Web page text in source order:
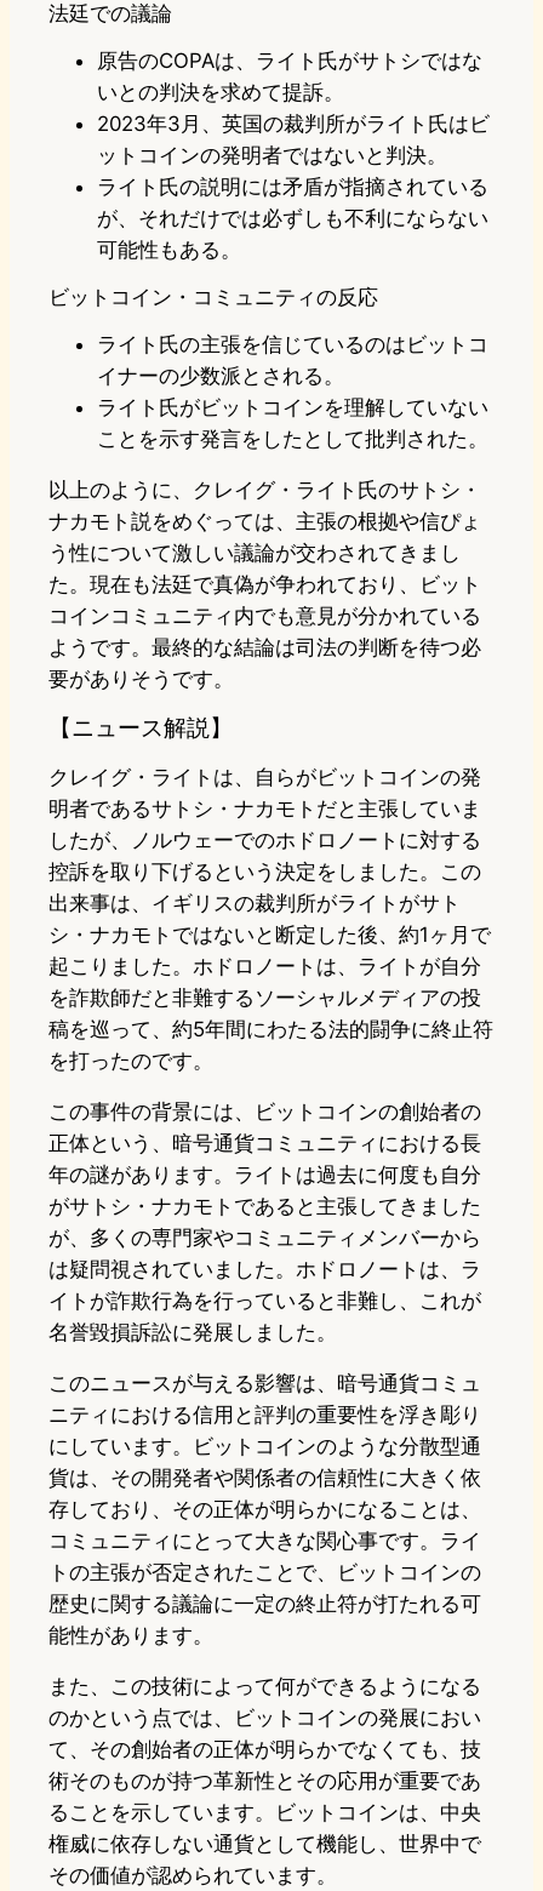
法廷での議論
原告のCOPAは、ライト氏がサトシではな
いとの判決を求めて提訴。
2023年3月、英国の裁判所がライト氏はビ
ットコインの発明者ではないと判決。
ライト氏の説明には矛盾が指摘されている
が、それだけでは必ずしも不利にならない
可能性もある。
ビットコイン・コミュニティの反応
ライト氏の主張を信じているのはビットコ
イナーの少数派とされる。
ライト氏がビットコインを理解していない
ことを示す発言をしたとして批判された。
以上のように、クレイグ・ライト氏のサトシ・
ナカモト説をめぐっては、主張の根拠や信ぴょ
う性について激しい議論が交わされてきまし
た。現在も法廷で真偽が争われており、ビット
コインコミュニティ内でも意見が分かれている
ようです。最終的な結論は司法の判断を待つ必
要がありそうです。
【ニュース解説】
クレイグ・ライトは、自らがビットコインの発
明者であるサトシ・ナカモトだと主張していま
したが、ノルウェーでのホドロノートに対する
控訴を取り下げるという決定をしました。この
出来事は、イギリスの裁判所がライトがサト
シ・ナカモトではないと断定した後、約1ヶ月で
起こりました。ホドロノートは、ライトが自分
を詐欺師だと非難するソーシャルメディアの投
稿を巡って、約5年間にわたる法的闘争に終止符
を打ったのです。
この事件の背景には、ビットコインの創始者の
正体という、暗号通貨コミュニティにおける長
年の謎があります。ライトは過去に何度も自分
がサトシ・ナカモトであると主張してきました
が、多くの専門家やコミュニティメンバーから
は疑問視されていました。ホドロノートは、ラ
イトが詐欺行為を行っていると非難し、これが
名誉毀損訴訟に発展しました。
このニュースが与える影響は、暗号通貨コミュ
ニティにおける信用と評判の重要性を浮き彫り
にしています。ビットコインのような分散型通
貨は、その開発者や関係者の信頼性に大きく依
存しており、その正体が明らかになることは、
コミュニティにとって大きな関心事です。ライ
トの主張が否定されたことで、ビットコインの
歴史に関する議論に一定の終止符が打たれる可
能性があります。
また、この技術によって何ができるようになる
のかという点では、ビットコインの発展におい
て、その創始者の正体が明らかでなくても、技
術そのものが持つ革新性とその応用が重要であ
ることを示しています。ビットコインは、中央
権威に依存しない通貨として機能し、世界中で
その価値が認められています。